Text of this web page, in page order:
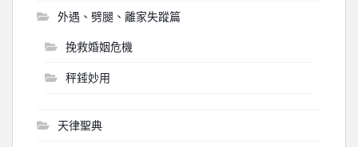
外遇、劈腿、離家失蹤篇
挽救婚姻危機
秤錘妙用
天律聖典